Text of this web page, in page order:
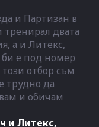
и Партизан в
двата
а и Литекс,
е под номер
отбор съм
трудно да
и обичам
и Литекс,